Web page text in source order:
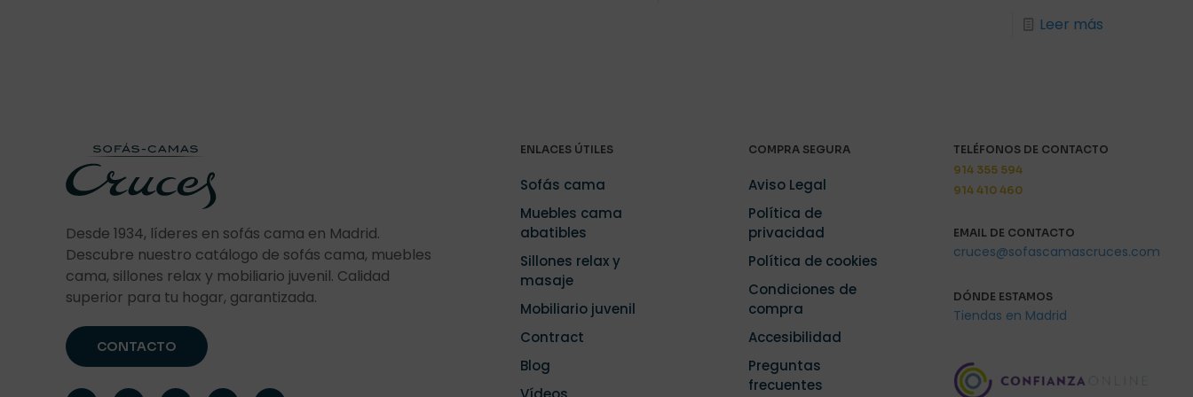
Leer más
Desde 1934, líderes en sofás cama en Madrid.
Descubre nuestro catálogo de sofás cama, muebles
cama, sillones relax y mobiliario juvenil. Calidad
superior para tu hogar, garantizada.
CONTACTO
ENLACES ÚTILES
Sofás cama
Muebles cama
abatibles
Sillones relax y
masaje
Mobiliario juvenil
Contract
Blog
COMPRA SEGURA
Aviso Legal
Política de
privacidad
Política de cookies
Condiciones de
compra
Accesibilidad
Preguntas
frecuentes
TELÉFONOS DE CONTACTO
914 355 594
914 410 460
EMAIL DE CONTACTO
cruces@sofascamascruces.com
DÓNDE ESTAMOS
Tiendas en Madrid